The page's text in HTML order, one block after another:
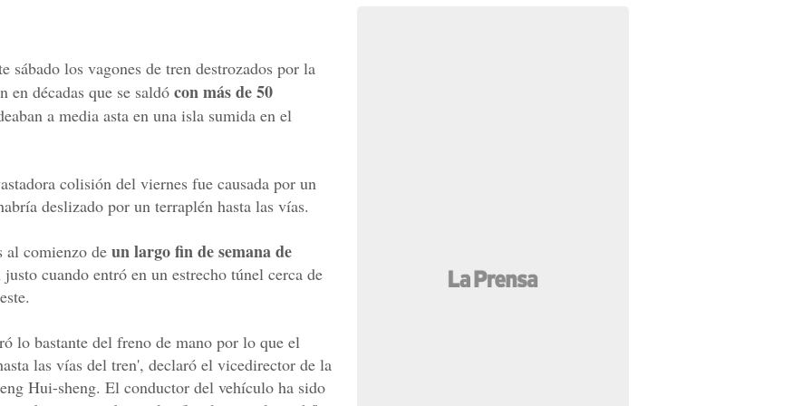
sábado los vagones de tren destrozados por la
en décadas que se saldó con más de 50
a media asta en una isla sumida en el
colisión del viernes fue causada por un
deslizado por un terraplén hasta las vías.
al comienzo de un largo fin de semana de
cuando entró en un estrecho túnel cerca de
lo bastante del freno de mano por lo que el
las vías del tren', declaró el vicedirector de la
Hui-sheng. El conductor del vehículo ha sido